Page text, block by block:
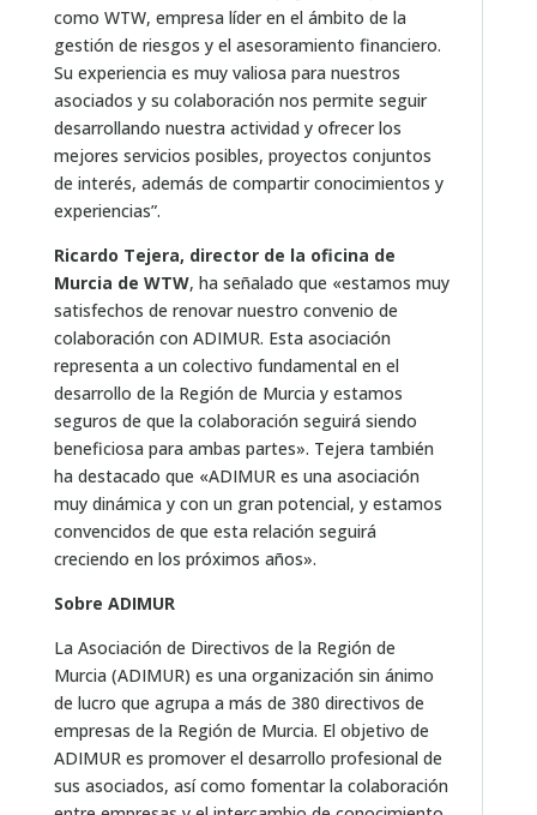
como WTW, empresa líder en el ámbito de la
gestión de riesgos y el asesoramiento financiero.
Su experiencia es muy valiosa para nuestros
asociados y su colaboración nos permite seguir
desarrollando nuestra actividad y ofrecer los
mejores servicios posibles, proyectos conjuntos
de interés, además de compartir conocimientos y
experiencias”.
Ricardo Tejera, director de la oficina de
Murcia de WTW, ha señalado que «estamos muy
satisfechos de renovar nuestro convenio de
colaboración con ADIMUR. Esta asociación
representa a un colectivo fundamental en el
desarrollo de la Región de Murcia y estamos
seguros de que la colaboración seguirá siendo
beneficiosa para ambas partes». Tejera también
ha destacado que «ADIMUR es una asociación
muy dinámica y con un gran potencial, y estamos
convencidos de que esta relación seguirá
creciendo en los próximos años».
Sobre ADIMUR
La Asociación de Directivos de la Región de
Murcia (ADIMUR) es una organización sin ánimo
de lucro que agrupa a más de 380 directivos de
empresas de la Región de Murcia. El objetivo de
ADIMUR es promover el desarrollo profesional de
sus asociados, así como fomentar la colaboración